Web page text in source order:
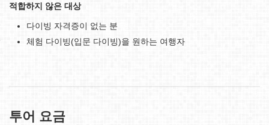
적합하지 않은 대상
다이빙 자격증이 없는 분
체험 다이빙(입문 다이빙)을 원하는 여행자
투어 요금